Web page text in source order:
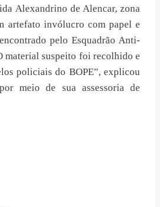
Alexandrino de Alencar, zona
artefato invólucro com papel e
pelo Esquadrão Anti-
material suspeito foi recolhido e
policiais do BOPE”, explicou
meio de sua assessoria de